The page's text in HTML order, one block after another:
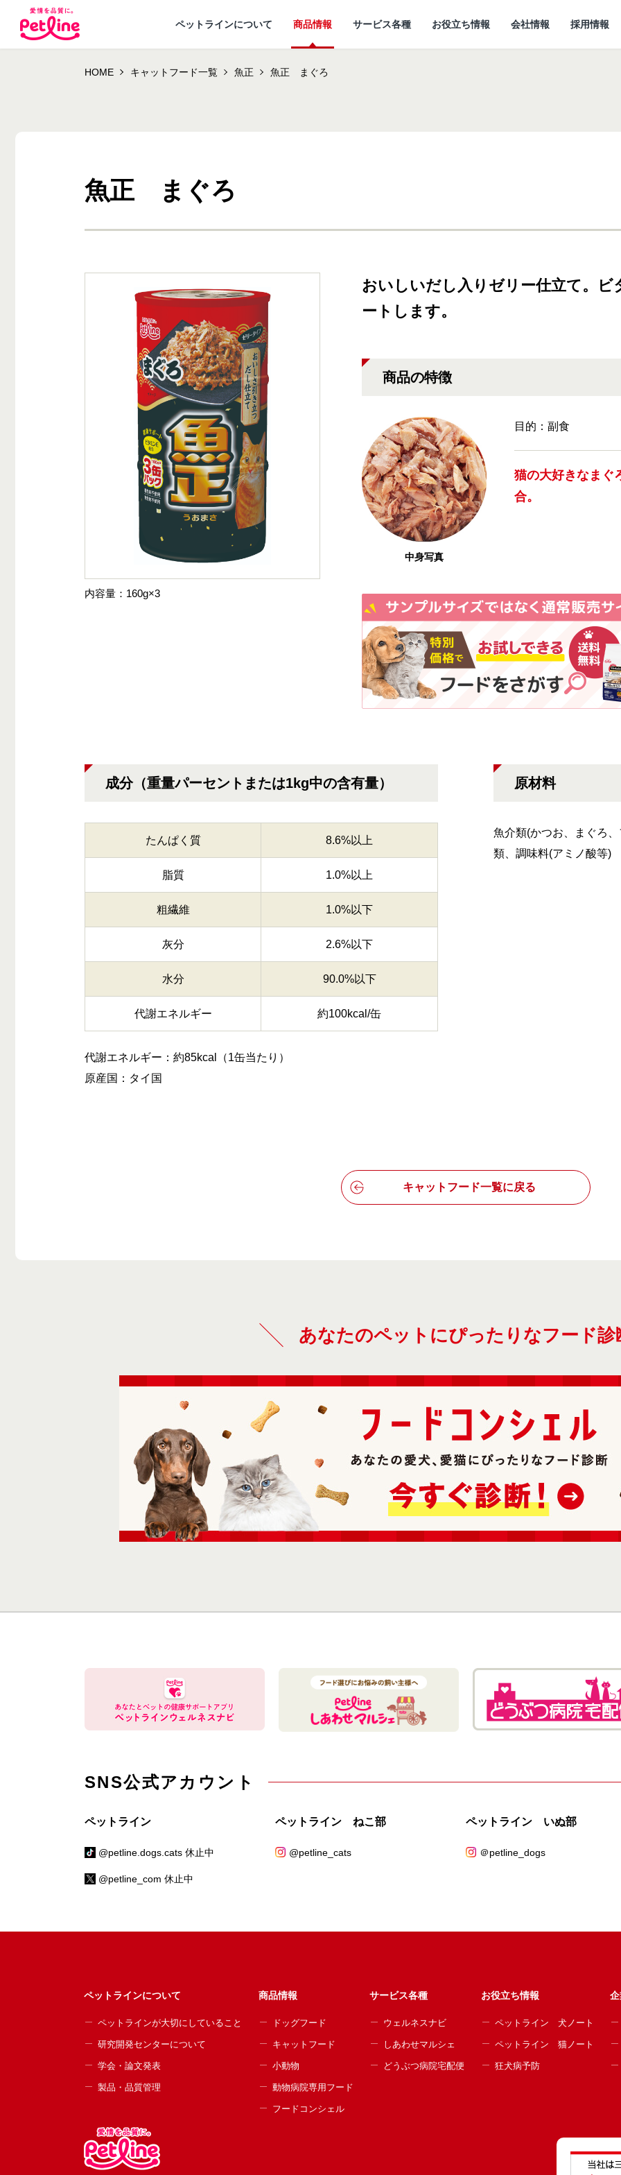
ペットラインについて
ペットラインが
商品情報
ドッグフード
サービス各種
ウェルネスナビ
お役立ち情報
犬ノート お役立ち情報
会社情報
会社概要・事業所
採用情報
HOME キャットフード一覧 魚正 魚正 まぐろ
魚正 まぐろ
内容量 160g×3
おいしいだし入りゼリー仕立て。
ートします。
商品の特徴
中身写真
目的：副食
猫の大好きなまぐ
合。
成分（重量パーセントまたは1kg中の含有量）
たんぱく質 8.6%以上
脂質 1.0%以上
粗繊維 1.0%以下
灰分 2.6%以下
水分 90.0%以下
代謝エネルギー 約100kcal/缶
代謝エネルギー：約85kcal（1缶当たり）
原産国：タイ国
原材料
魚介類(かつお、まぐろ
類、調味料(アミノ酸等)
キャットフード一覧に戻る
あなたのペットにぴったりなフード診
SNS公式アカウント
ペットライン
@petline.dogs.cats 休止中
@petline_com 休止中
ペットライン ねこ部
@petline_cats
ペットライン いぬ部
＠petline_dogs
ペットラインについて
ペットラインが大切にしていること
研究開発センターについて
学会・論文発表
製品・品質管理
商品情報
ドッグフード
キャットフード
小動物
動物病院専用フード
フードコンシェル
サービス各種
ウェルネスナビ
しあわせマルシェ
どうぶつ病院宅配便
お役立ち情報
ペットライン 犬ノート
ペットライン 猫ノート
狂犬病予防